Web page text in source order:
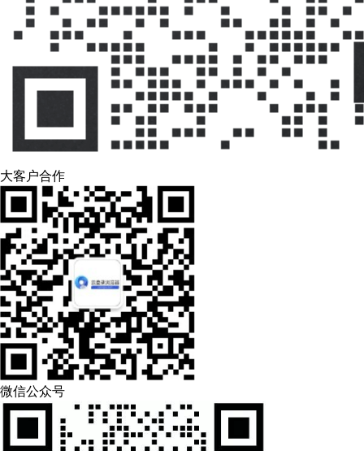
大客户合作
微信公众号